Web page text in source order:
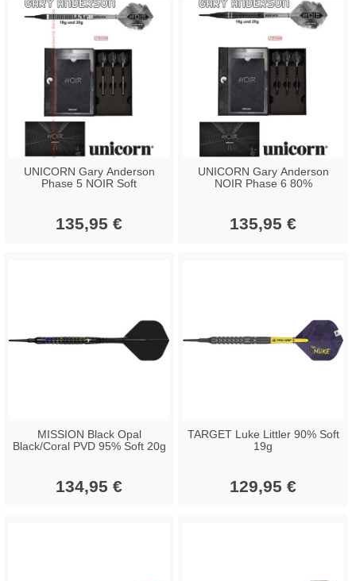
UNICORN Gary Anderson
Phase 5 NOIR Soft
135,95 €
UNICORN Gary Anderson
NOIR Phase 6 80%
135,95 €
MISSION Black Opal
Black/Coral PVD 95% Soft 20g
134,95 €
TARGET Luke Littler 90% Soft
19g
129,95 €